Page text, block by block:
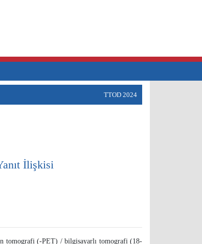
TTOD 2024
İlişkisi
tomografi (-PET) / bilgisayarlı tomografi (18-